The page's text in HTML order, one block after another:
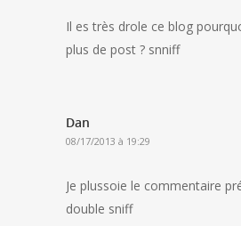
Il es très drole ce blog
plus de post ? snniff
Dan
08/17/2013 à 19:29
Je plussoie le commentaire
double sniff